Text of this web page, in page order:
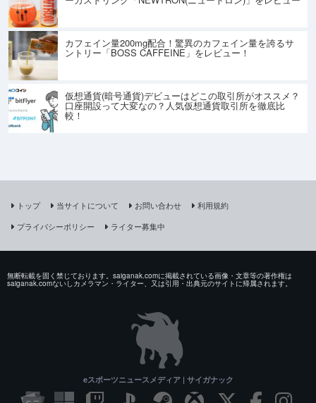
カフェイン量200mg配合！驚異のカフェイン量を誇るサ
ントリー「BOSS CAFFEINE」をレビュー！
仮想通貨(暗号通貨)デビューはどこの取引所がオススメ？
口座開設って大変なの？人気仮想通貨取引所を徹底比
較！
トップ 当サイトについて お問い合わせ
利用規約
プライバシーポリシー
ライター募集中
無断転載を固く禁じております。saiganak.comに掲載されている画像・文章等の著作権は
saiganak.comないしカメラマン・ライター、又は引用・出典元のサイトに帰属されます。
eスポーツニュースメディア | サイガナック